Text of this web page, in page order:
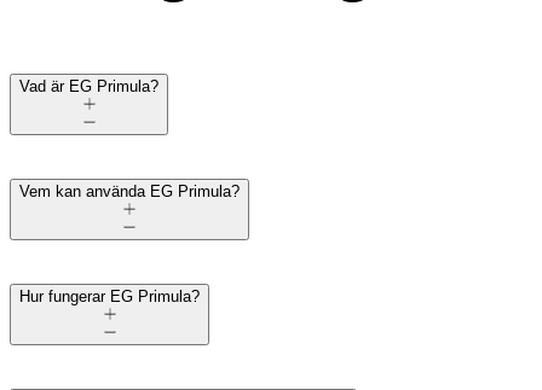
Vad är EG Primula?
Vem kan använda EG Primula?
Hur fungerar EG Primula?